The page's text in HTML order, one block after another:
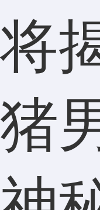
将
猪